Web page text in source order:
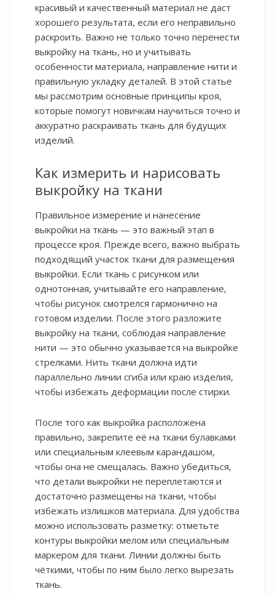
красивый и качественный материал не даст
хорошего результата, если его неправильно
раскроить. Важно не только точно перенести
выкройку на ткань, но и учитывать
особенности материала, направление нити и
правильную укладку деталей. В этой статье
мы рассмотрим основные принципы кроя,
которые помогут новичкам научиться точно и
аккуратно раскраивать ткань для будущих
изделий.
Как измерить и нарисовать
выкройку на ткани
Правильное измерение и нанесение
выкройки на ткань — это важный этап в
процессе кроя. Прежде всего, важно выбрать
подходящий участок ткани для размещения
выкройки. Если ткань с рисунком или
однотонная, учитывайте его направление,
чтобы рисунок смотрелся гармонично на
готовом изделии. После этого разложите
выкройку на ткани, соблюдая направление
нити — это обычно указывается на выкройке
стрелками. Нить ткани должна идти
параллельно линии сгиба или краю изделия,
чтобы избежать деформации после стирки.
После того как выкройка расположена
правильно, закрепите её на ткани булавками
или специальным клеевым карандашом,
чтобы она не смещалась. Важно убедиться,
что детали выкройки не переплетаются и
достаточно размещены на ткани, чтобы
избежать излишков материала. Для удобства
можно использовать разметку: отметьте
контуры выкройки мелом или специальным
маркером для ткани. Линии должны быть
чёткими, чтобы по ним было легко вырезать
ткань.